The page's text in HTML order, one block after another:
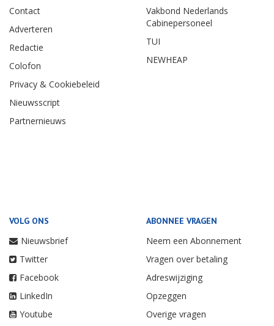
Contact
Adverteren
Redactie
Colofon
Privacy & Cookiebeleid
Nieuwsscript
Partnernieuws
Vakbond Nederlands
Cabinepersoneel
TUI
NEWHEAP
VOLG ONS
Nieuwsbrief
Twitter
Facebook
LinkedIn
Youtube
ABONNEE VRAGEN
Neem een Abonnement
Vragen over betaling
Adreswijziging
Opzeggen
Overige vragen